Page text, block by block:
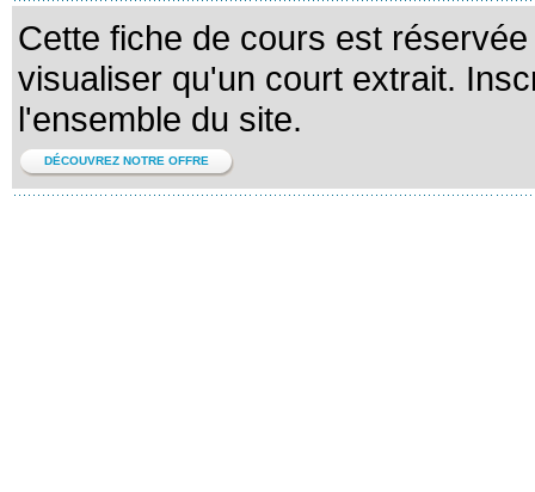
Cette fiche de cours est
visualiser qu'un court extrait.
l'ensemble du site.
DÉCOUVREZ NOTRE OFFRE